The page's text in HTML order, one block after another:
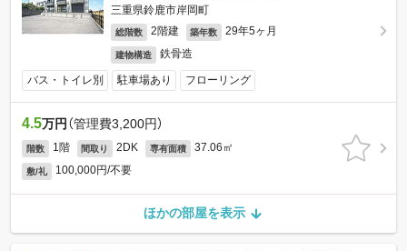
三重県鈴鹿市岸岡町
総階数 2階建 築年数 29年5ヶ月
建物構造 鉄骨造
バス・トイレ別 駐車場あり フローリング
4.5万円 （管理費3,200円）
階数 1階 間取り 2DK 専有面積 37.06㎡
敷/礼 100,000円/不要
ほかの部屋を表示